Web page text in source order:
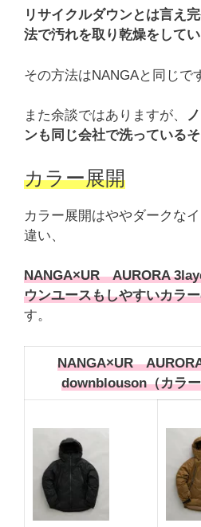
リサイクルダウンとは言え
法で汚れを取り乾燥をして
その方法はNANGAと同じで
また余談ではありますが、
ンも同じ会社で洗っているそ
カラー展開
カラー展開はややダークな
違い、
NANGA×UR AURORA
ウンユースもしやすいカラ
す。
NANGA×UR
downblouson（カラ